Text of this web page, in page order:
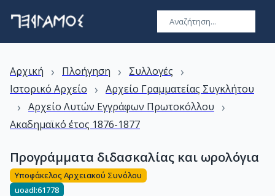
Αρχική › Πλοήγηση › Συλλογές ›
Ιστορικό Αρχείο › Αρχείο Γραμματείας Συγκλήτου
› Αρχείο Λυτών Εγγράφων Πρωτοκόλλου ›
Ακαδημαϊκό έτος 1876-1877
Προγράμματα διδασκαλίας και ωρολόγια
Υποφάκελος Αρχειακού Συνόλου
uoadl:61778